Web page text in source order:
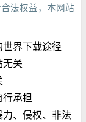
法权益，本网站
界下载途径
无关
承担
、侵权、非法